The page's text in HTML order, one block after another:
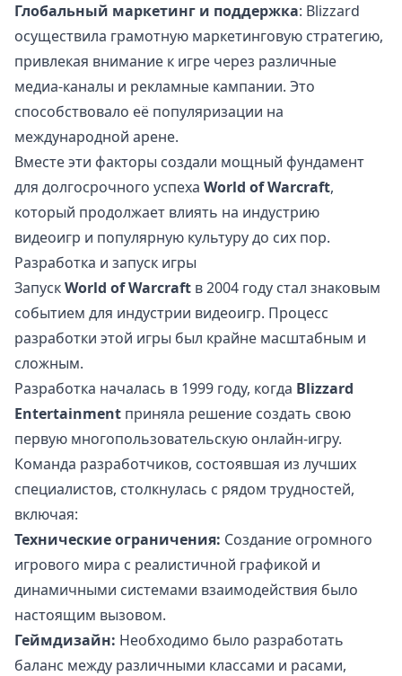
Глобальный маркетинг и поддержка: Blizzard
осуществила грамотную маркетинговую стратегию,
привлекая внимание к игре через различные
медиа-каналы и рекламные кампании. Это
способствовало её популяризации на
международной арене.
Вместе эти факторы создали мощный фундамент
для долгосрочного успеха World of Warcraft,
который продолжает влиять на индустрию
видеоигр и популярную культуру до сих пор.
Разработка и запуск игры
ЗапускWorld of Warcraft в 2004 году стал знаковым
событием для индустрии видеоигр. Процесс
разработки этой игры был крайне масштабным и
сложным.
Разработка началась в 1999 году, когда Blizzard
Entertainment приняла решение создать свою
первую многопользовательскую онлайн-игру.
Команда разработчиков, состоявшая из лучших
специалистов, столкнулась с рядом трудностей,
включая:
Технические ограничения: Создание огромного
игрового мира с реалистичной графикой и
динамичными системами взаимодействия было
настоящим вызовом.
Геймдизайн: Необходимо было разработать
баланс между различными классами и расами,